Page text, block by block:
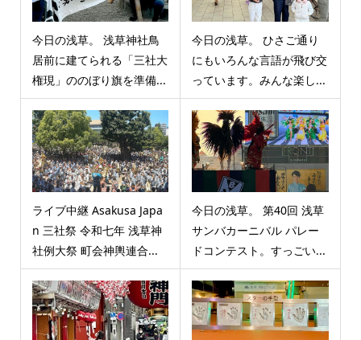
今日の浅草。 浅草神社鳥
居前に建てられる「三社大
権現」ののぼり旗を準備...
今日の浅草。 ひさご通り
にもいろんな言語が飛び交
っています。みんな楽し...
ライブ中継 Asakusa Japa
n 三社祭 令和七年 浅草神
社例大祭 町会神輿連合...
今日の浅草。 第40回 浅草
サンバカーニバル パレー
ドコンテスト。すっごい...